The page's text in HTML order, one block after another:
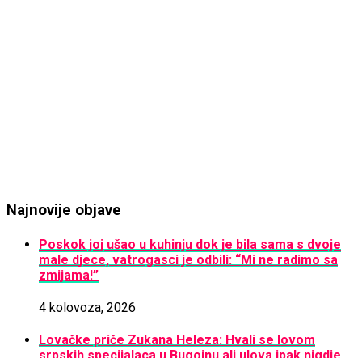
Najnovije objave
Poskok joj ušao u kuhinju dok je bila sama s dvoje
male djece, vatrogasci je odbili: “Mi ne radimo sa
zmijama!”
4 kolovoza, 2026
Lovačke priče Zukana Heleza: Hvali se lovom